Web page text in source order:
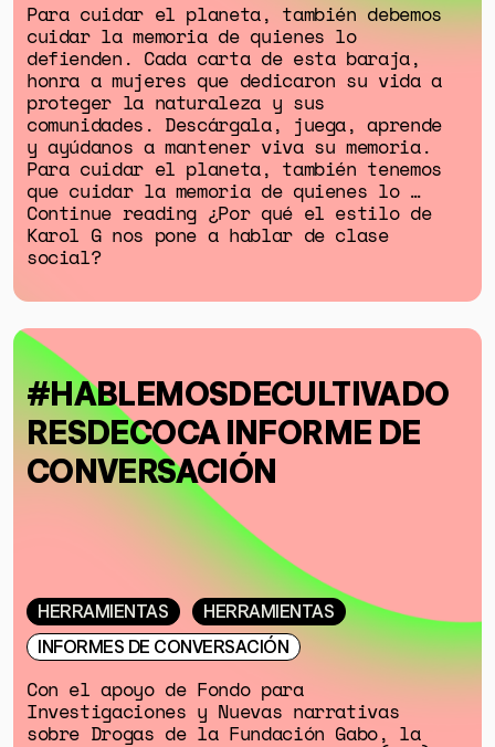
Para cuidar el planeta, también debemos
cuidar la memoria de quienes lo
defienden. Cada carta de esta baraja,
honra a mujeres que dedicaron su vida a
proteger la naturaleza y sus
comunidades. Descárgala, juega, aprende
y ayúdanos a mantener viva su memoria.
Para cuidar el planeta, también tenemos
que cuidar la memoria de quienes lo …
Continue reading ¿Por qué el estilo de
Karol G nos pone a hablar de clase
social?
#HABLEMOSDECULTIVADO
RESDECOCA INFORME DE
CONVERSACIÓN
HERRAMIENTAS
HERRAMIENTAS
INFORMES DE CONVERSACIÓN
Con el apoyo de Fondo para
Investigaciones y Nuevas narrativas
sobre Drogas de la Fundación Gabo, la